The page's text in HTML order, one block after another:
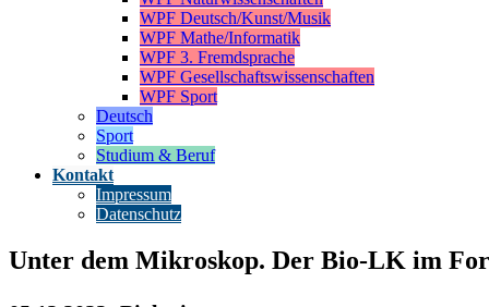
WPF Deutsch/Kunst/Musik
WPF Mathe/Informatik
WPF 3. Fremdsprache
WPF Gesellschaftswissenschaften
WPF Sport
Deutsch
Sport
Studium & Beruf
Kontakt
Impressum
Datenschutz
Unter dem Mikroskop. Der Bio-LK im